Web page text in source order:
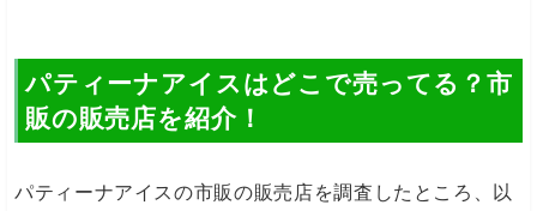
パティーナアイスはどこで売ってる？市
販の販売店を紹介！
パティーナアイスの市販の販売店を調査したところ、以